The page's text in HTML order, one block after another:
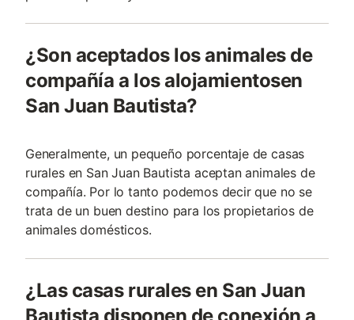
¿Son aceptados los animales de
compañía a los alojamientosen
San Juan Bautista?
Generalmente, un pequeño porcentaje de casas
rurales en San Juan Bautista aceptan animales de
compañía. Por lo tanto podemos decir que no se
trata de un buen destino para los propietarios de
animales domésticos.
¿Las casas rurales en San Juan